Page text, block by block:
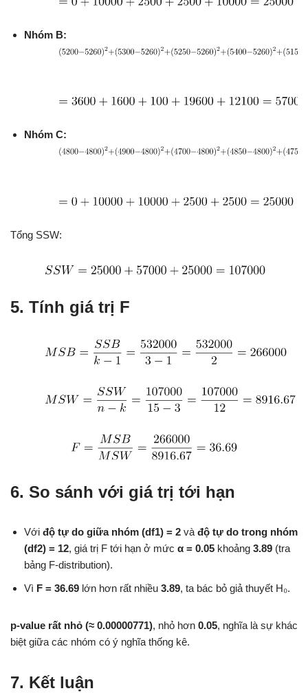
Nhóm B:
Nhóm C:
Tổng SSW:
5. Tính giá trị F
6. So sánh với giá trị tới hạn
Với độ tự do giữa nhóm (df1) = 2 và độ tự do trong nhóm
(df2) = 12, giá trị F tới hạn ở mức α = 0.05 khoảng 3.89 (tra
bảng F-distribution).
Vì F = 36.69 lớn hơn rất nhiều 3.89, ta bác bỏ giả thuyết H₀.
p-value rất nhỏ (≈ 0.00000771), nhỏ hơn 0.05, nghĩa là sự khác
biệt giữa các nhóm có ý nghĩa thống kê.
7. Kết luận